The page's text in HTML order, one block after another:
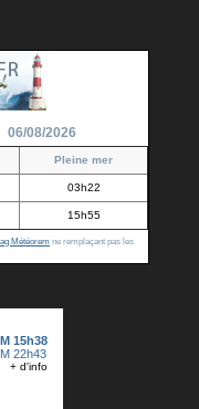
06/08/2026
Pleine mer
03h22
15h55
Météorem ne remplaçant pas les